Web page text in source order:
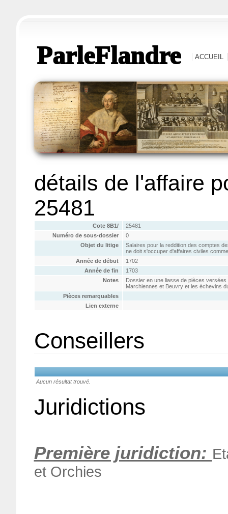
ParleFlandre ACCUEIL
détails de l'affaire
25481
Cote 8B1/
25481
Numéro de sous-dossier
0
Objet du litige
Salaires pour la reddition des comptes
ne doit s'occuper d'affaires civiles
Année de début
1702
Année de fin
1703
Notes
Dossier en une liasse de pièces
Marchiennes et Beuvry et les échevins
Pièces remarquables
Lien externe
Conseillers
Aucun résultat trouvé.
Juridictions
Première juridiction:
et Orchies